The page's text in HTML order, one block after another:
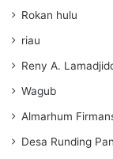
Rokan hulu
riau
Reny A.
Wagub
Almarhum
Desa Runding